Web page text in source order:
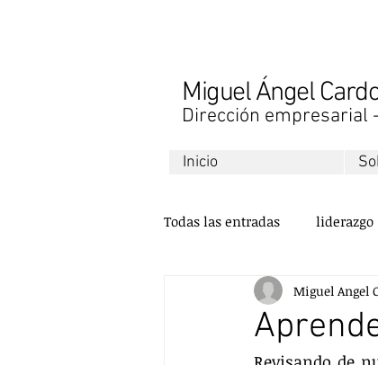
Miguel Ángel
Dirección empresarial
Inicio
Todas las entradas liderazgo
finanzas
Miguel Angel